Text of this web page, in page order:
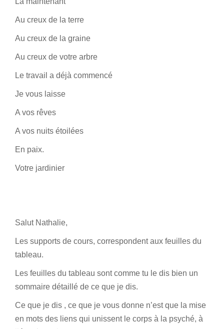
Au creux de la terre
Au creux de la graine
Au creux de votre arbre
Le travail a déjà commencé
Je vous laisse
A vos rêves
A vos nuits étoilées
En paix.
Votre jardinier
Salut Nathalie,
Les supports de cours, correspondent aux feuilles du
tableau.
Les feuilles du tableau sont comme tu le dis bien un
sommaire détaillé de ce que je dis.
Ce que je dis , ce que je vous donne n’est que la mise
en mots des liens qui unissent le corps à la psyché, à